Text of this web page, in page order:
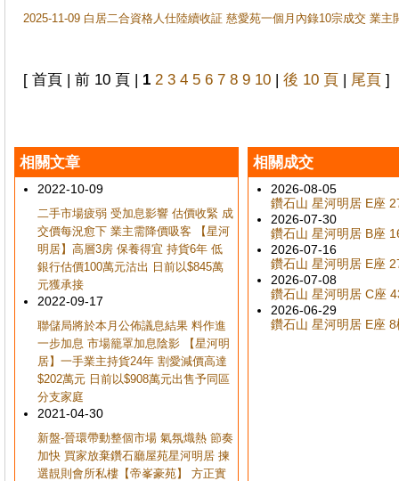
2025-11-09 白居二合資格人仕陸續收証 慈愛苑一個月內錄10宗成交 業
[ 首頁 | 前 10 頁 | 1 2 3 4 5 6 7 8 9 10 | 後 10 頁 | 尾頁 ]
相關文章
2022-10-09
二手市場疲弱 受加息影響 估價收緊 成
交價每況愈下 業主需降價吸客 【星河
明居】高層3房 保養得宜 持貨6年 低
銀行估價100萬元沽出 日前以$845萬
元獲承接
2022-09-17
聯儲局將於本月公佈議息結果 料作進
一步加息 市場籠罩加息陰影 【星河明
居】一手業主持貨24年 割愛減價高達
$202萬元 日前以$908萬元出售予同區
分支家庭
2021-04-30
新盤-晉環帶動整個市場 氣氛熾熱 節奏
加快 買家放棄鑽石廳屋苑星河明居 揀
選靚則會所私樓【帝峯豪苑】 方正實
相關成交
2026-08-05
鑽石山 星河明居 E座
2026-07-30
鑽石山 星河明居 B座
2026-07-16
鑽石山 星河明居 E座
2026-07-08
鑽石山 星河明居 C座
2026-06-29
鑽石山 星河明居 E座